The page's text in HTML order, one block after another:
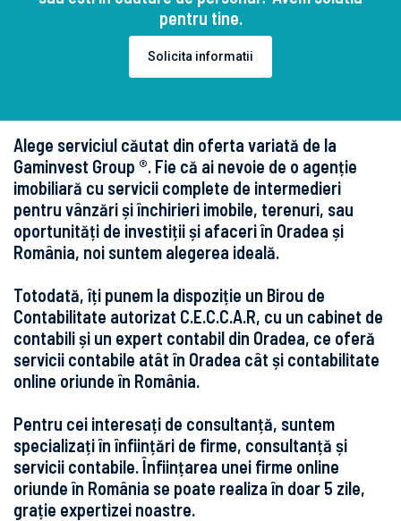
pentru tine.
Solicita informatii
Alege serviciul căutat din oferta variată de la
Gaminvest Group ®. Fie că ai nevoie de o agenție
imobiliară cu servicii complete de intermedieri
pentru vânzări și închirieri imobile, terenuri, sau
oportunități de investiții și afaceri în Oradea și
România, noi suntem alegerea ideală.
Totodată, îți punem la dispoziție un Birou de
Contabilitate autorizat C.E.C.C.A.R, cu un cabinet de
contabili și un expert contabil din Oradea, ce oferă
servicii contabile atât în Oradea cât și contabilitate
online oriunde în România.
Pentru cei interesați de consultanță, suntem
specializați în înființări de firme, consultanță și
servicii contabile. Înființarea unei firme online
oriunde în România se poate realiza în doar 5 zile,
grație expertizei noastre.